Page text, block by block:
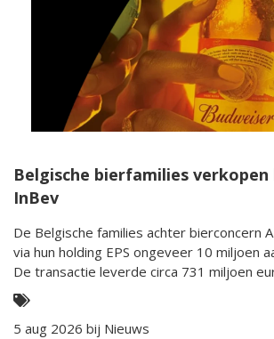
Belgische bierfamilies verkopen
InBev
De Belgische families achter bierconcern
via hun holding EPS ongeveer 10 miljoen
De transactie leverde circa 731 miljoen
5 aug 2026 bij Nieuws